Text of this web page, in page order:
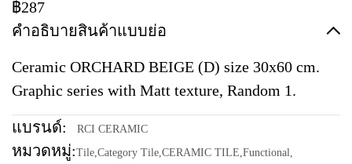
฿287
คำอธิบายสินค้าแบบย่อ
Ceramic ORCHARD BEIGE (D) size 30x60 cm.
Graphic series with Matt texture, Random 1.
แบรนด์: RCI CERAMIC
หมวดหมู่:Tile,Category Tile,CERAMIC TILE,Functional,